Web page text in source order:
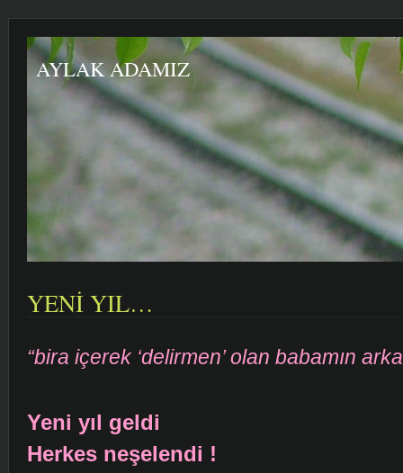
AYLAK ADAMIZ
YENİ YIL…
“bira içerek ‘delirmen’ olan babamın
Yeni yıl geldi
Herkes neşelendi !